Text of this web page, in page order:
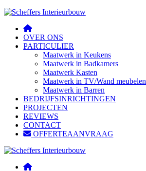
OVER ONS
PARTICULIER
Maatwerk in Keukens
Maatwerk in Badkamers
Maatwerk Kasten
Maatwerk in TV/Wand meubelen
Maatwerk in Barren
BEDRIJFSINRICHTINGEN
PROJECTEN
REVIEWS
CONTACT
OFFERTEAANVRAAG